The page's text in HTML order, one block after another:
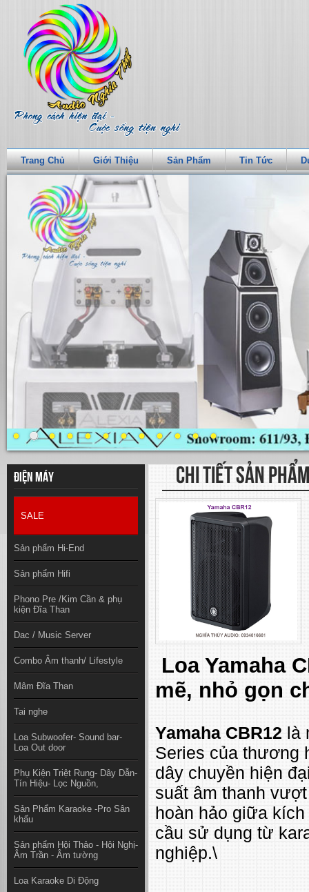
Trang Chủ Giới Thiệu Sản Phẩm Tin Tức
Điện máy
SALE
Sản phẩm Hi-End
Sản phẩm Hifi
Phono Pre /Kim Cần & phụ
kiện Đĩa Than
Dac / Music Server
Combo Âm thanh/ Lifestyle
Mâm Đĩa Than
Tai nghe
Loa Subwoofer- Sound bar-
Loa Out door
Phụ Kiện Triệt Rung- Dây Dẫn-
Tín Hiệu- Lọc Nguồn,
Sản Phẩm Karaoke -Pro Sân
khấu
Sản phẩm Hội Thảo - Hội Nghị-
Âm Trần - Âm tường
Loa Karaoke Di Động
CHI TIẾT SẢN PHẨM
Loa Yamaha
mẽ, nhỏ gọn
Yamaha CBR12 là
Series của thương
dây chuyền hiện
suất âm thanh
hoàn hảo giữa
cầu sử dụng từ
nghiệp.\